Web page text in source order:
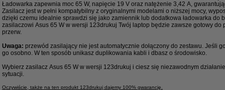
Ładowarka zapewnia moc 65 W, napięcie 19 V oraz natężenie 3,42 A,
Zasilacz jest w pełni kompatybilny z oryginalnymi modelami o niższej mocy,
dzięki czemu idealnie sprawdzi się jako zamiennik lub dodatkowa ładowarka do
zasilaczowi Asus 65 W w wersji 123drukuj Twój laptop będzie zawsze gotowy do
przerw.
Uwaga: przewód zasilający nie jest automatycznie dołączony do zestawu. Jeśli
go osobno. W ten sposób unikasz duplikowania kabli i dbasz o środowisko.
Wybierz zasilacz Asus 65 W w wersji 123drukuj i ciesz się niezawodnym
sytuacji.
Oczywiście, także na ten produkt 123drukuj dajemy 100% gwarancję.